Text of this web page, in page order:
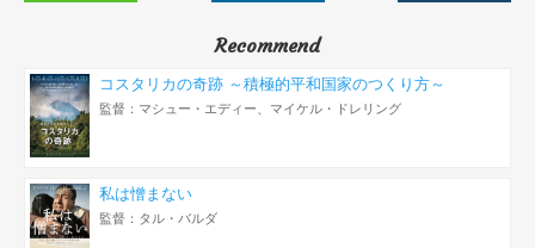
Recommend
コスタリカの奇跡 ～積極的平和国家のつくり方～
監督：マシュー・エディー、マイケル・ドレリング
私は憎まない
監督：タル・バルダ